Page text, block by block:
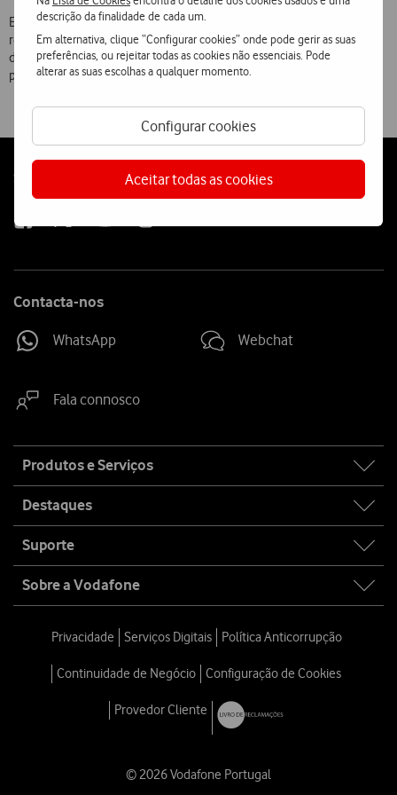
descrição da finalidade de cada um.
Em alternativa, clique “Configurar cookies” onde pode gerir as suas
preferências, ou rejeitar todas as cookies não essenciais. Pode
alterar as suas escolhas a qualquer momento.
Configurar cookies
Aceitar todas as cookies
Este programa insere-se no âmbito dos compromissos de
responsabilidade social assumidos pela Vodafone, visando o
desenvolvimento de equipamentos e soluções técnicas que
permitam uma redução efectiva de emissões de CO2.
Follow
Social
Contacta-nos
WhatsApp Webchat
Fala connosco
map
Produtos e Serviços
Destaques
Suporte
Sobre a Vodafone
Privacidade Serviços Digitais Política Anticorrupção
Continuidade de Negócio Configuração de Cookies
Provedor Cliente
© 2026 Vodafone Portugal